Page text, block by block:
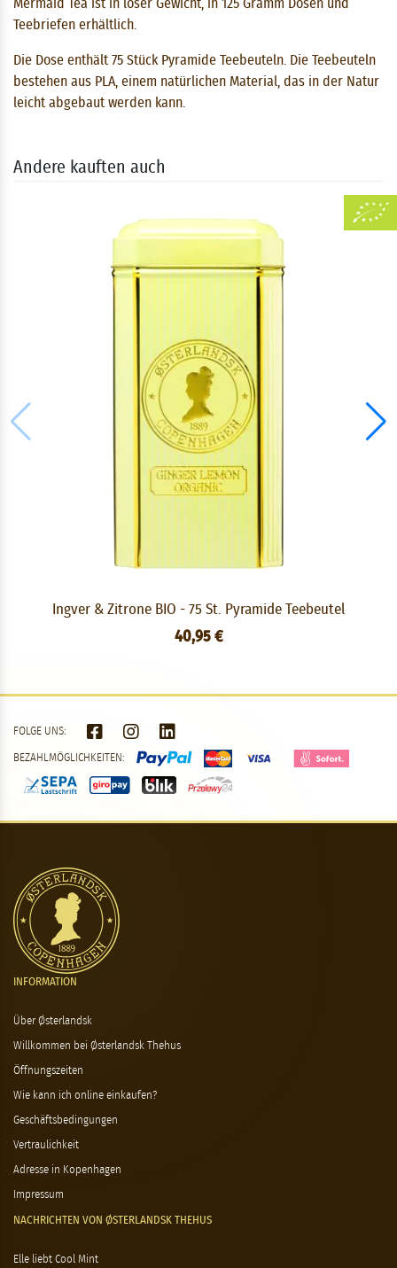
Mermaid Tea ist in loser Gewicht, in 125 Gramm Dosen und
Teebriefen erhältlich.
Die Dose enthält 75 Stück Pyramide Teebeuteln. Die Teebeuteln
bestehen aus PLA, einem natürlichen Material, das in der Natur
leicht abgebaut werden kann.
Andere kauften auch
Ingver & Zitrone BIO - 75 St. Pyramide Teebeutel
40,95 €
FOLGE UNS:
BEZAHLMÖGLICHKEITEN:
INFORMATION
Über Østerlandsk
Willkommen bei Østerlandsk Thehus
Öffnungszeiten
Wie kann ich online einkaufen?
Geschäftsbedingungen
Vertraulichkeit
Adresse in Kopenhagen
Impressum
NACHRICHTEN VON ØSTERLANDSK THEHUS
Elle liebt Cool Mint